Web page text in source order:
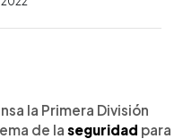
la Primera División
de la seguridad para